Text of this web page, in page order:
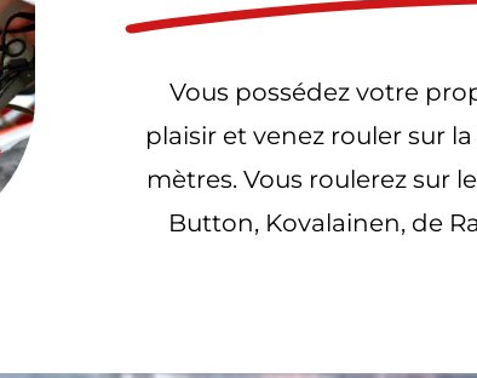
Vous possédez votre
plaisir et venez rouler sur
mètres. Vous roulerez sur
Button, Kovalainen, de